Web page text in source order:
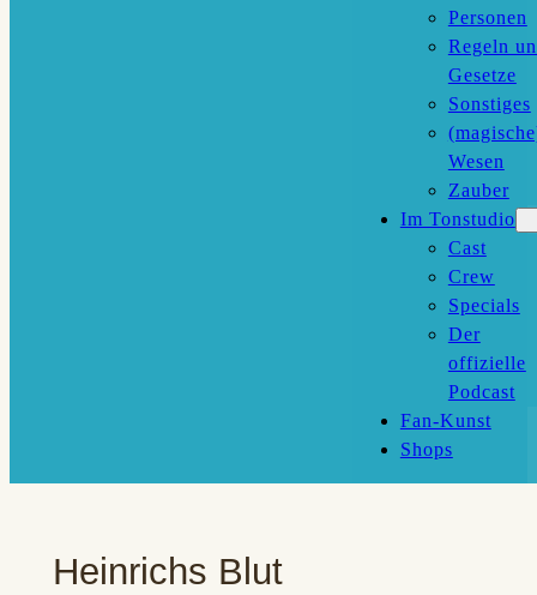
Personen
Regeln
Gesetze
Sonstiges
Wesen
Zauber
Im Tonstudio
Cast
Crew
Specials
Der
offizielle
Podcast
Fan-Kunst
Shops
Heinrichs Blut